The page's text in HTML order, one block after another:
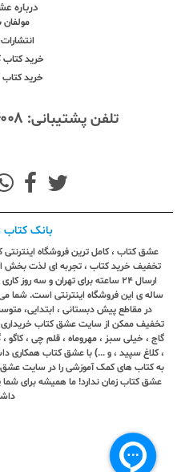
درباره
مولفان
خرید کتاب
خرید کتاب
تلفن پشتیبانی:
بانک
عشق کتاب ، کامل ترین فروشگاه
تخفیف خرید کتاب ، تجربه ای لذت بخش از
ارسال ٢٤ ساعته برای تهران و سه
ساله ی این فروشگاه اینترنتی است. شما
در مقاطع پیش دبستانی ، ابتدایی،
تخفیف ممکن از سایت عشق کتاب خریداری
گاج ، خیلی سبز ، مهروماه ، قلم چی ، کاگو ،
، کلاغ سپید ، و ...) با عشق کتاب همکاری
به کتاب های کمک آموزشی را در سایت
عشق کتاب زمان ندارد! ما همیشه برای